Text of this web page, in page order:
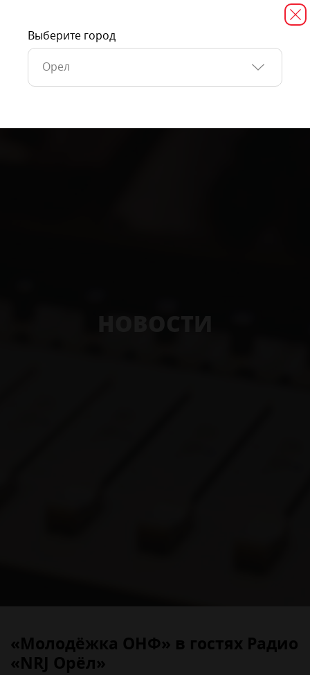
«Молодёжка ОНФ» в гостях Радио
«NRJ Орёл»
Выберите город
Орел